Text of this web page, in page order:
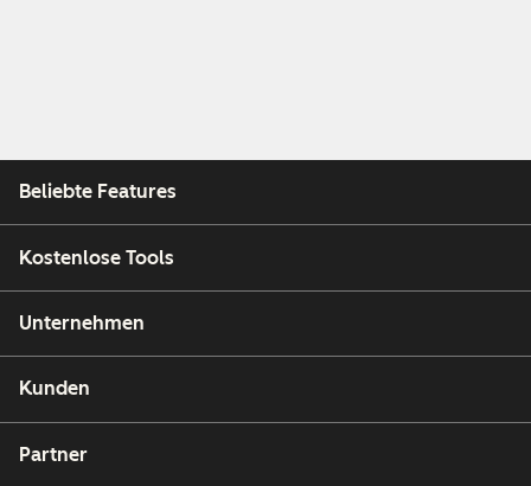
Beliebte Features
Kostenlose Tools
Unternehmen
Kunden
Partner